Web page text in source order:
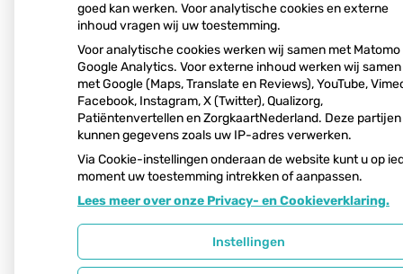
goed kan werken. Voor analytische cookies en externe
inhoud vragen wij uw toestemming.
Voor analytische cookies werken wij samen met Matomo
Google Analytics. Voor externe inhoud werken wij samen
met Google (Maps, Translate en Reviews), YouTube,
Facebook, Instagram, X (Twitter), Qualizorg,
Patiëntenvertellen en ZorgkaartNederland. Deze partijen
kunnen gegevens zoals uw IP-adres verwerken.
Via Cookie-instellingen onderaan de website kunt u op
moment uw toestemming intrekken of aanpassen.
Lees meer over onze Privacy- en Cookieverklaring.
Instellingen